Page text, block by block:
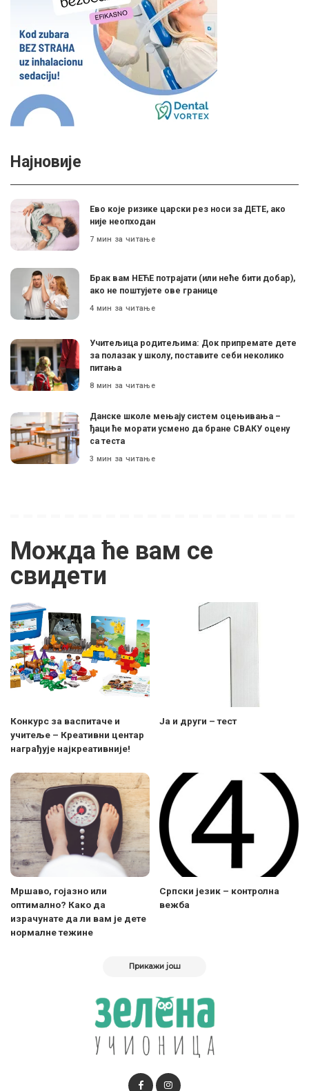
Најновије
Ево које ризике царски рез носи за ДЕТЕ, ако
није неопходан
7 мин за читање
Брак вам НЕЋЕ потрајати (или неће бити добар),
ако не поштујете ове границе
4 мин за читање
Учитељица родитељима: Док припремате дете
за полазак у школу, поставите себи неколико
питања
8 мин за читање
Данске школе мењају систем оцењивања –
ђаци ће морати усмено да бране СВАКУ оцену
са теста
3 мин за читање
Можда ће вам се
свидети
Конкурс за васпитаче и
учитеље – Креативни центар
награђује најкреативније!
Ја и други – тест
Мршаво, гојазно или
оптимално? Како да
израчунате да ли вам је дете
нормалне тежине
Српски језик – контролна
вежба
Прикажи још